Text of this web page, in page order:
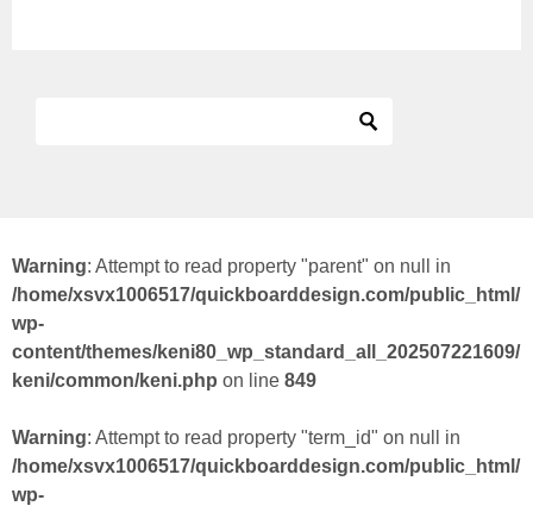
Warning: Attempt to read property "parent" on null in
/home/xsvx1006517/quickboarddesign.com/public_html/
wp-
content/themes/keni80_wp_standard_all_202507221609/
keni/common/keni.php on line 849
Warning: Attempt to read property "term_id" on null in
/home/xsvx1006517/quickboarddesign.com/public_html/
wp-